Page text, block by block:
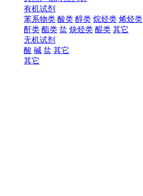
有机试剂
苯系物类 酸类 醇类 烷烃类 烯烃类
酐类 酯类 盐 炔烃类 醌类 其它
无机试剂
酸 碱 盐 其它
其它